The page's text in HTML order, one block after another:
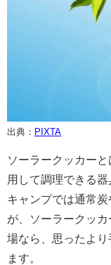
出典： PIXTA
ソーラークッカー
用して調理できる器
キャンプでは通常
が、ソーラークッ
場なら、思ったよ
ます。